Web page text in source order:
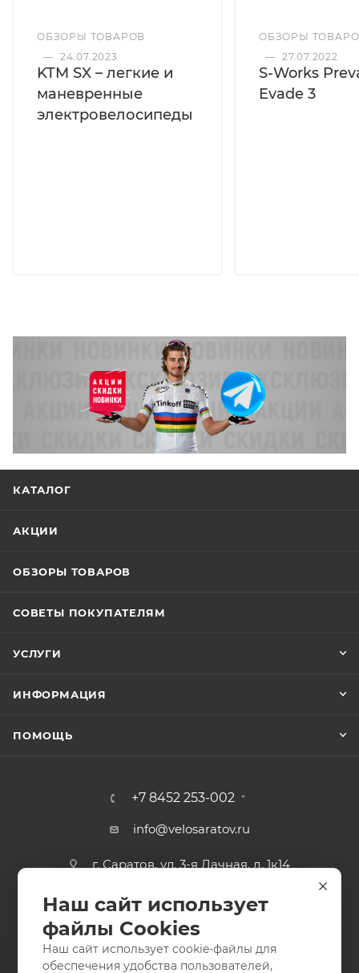
ОБЗОРЫ ТОВАРОВ
— 24.07.2023
KTM SX – легкие и
маневренные
электровелосипеды
ОБЗОРЫ
— 27.07.2022
S-Works
Evade 3
КАТАЛОГ
АКЦИИ
ОБЗОРЫ ТОВАРОВ
СОВЕТЫ ПОКУПАТЕЛЯМ
УСЛУГИ
ИНФОРМАЦИЯ
ПОМОЩЬ
+7 8452 253-002
info@velosaratov.ru
г. Саратов, ул. 3-я Дачная, д. 1к14
Наш сайт использует
файлы Cookies
Наш сайт использует cookie-файлы для
обеспечения удобства пользователей,